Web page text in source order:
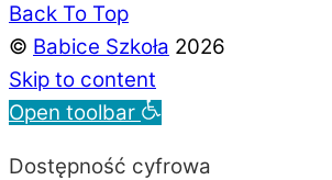
Back To Top
© Babice Szkoła 2026
Skip to content
Open toolbar
Dostępność cyfrowa